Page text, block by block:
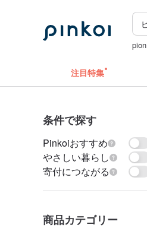
pion
注目特集
条件で探す
Pinkoiおすすめ
やさしい暮らし
寄付につながる
商品カテゴリー